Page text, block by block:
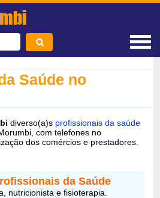
Saúde no
diverso(a)s profissionais da saúde
com telefones no
dos comércios e prestadores.
da Saúde
nutricionista e fisioterapia.